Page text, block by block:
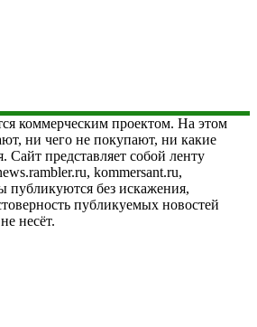
коммерческим проектом. На этом
ни чего не покупают, ни какие
Сайт представляет собой ленту
kommersant.ru,
публикуются без искажения,
публикуемых новостей
несёт.